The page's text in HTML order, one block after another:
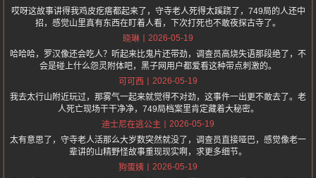
哎呀这故事讲得我鸡皮疙瘩都起来了，守寺老人死得太蹊跷了，749局的人还中
招，感觉山里真有东西在盯着人看，下次打死也不敢夜探古寺了。
晓琳
2026-05-19
哈哈哈，罗汉像还会吃人？听起来比鬼片还带劲，调查员高烧失语那段绝了，不
会是碰上什么怨灵附体吧，黑子网用户都爱看这种带点刺激的。
可可西
2026-05-19
我去太行山附近玩过，那雾气一起来就觉得不对劲，这事件一出更不敢去了。老
人死亡现场干干净净，749局档案里肯定藏着大秘密。
迪士尼在逃公主
2026-05-19
太有意思了，守寺老人活那么大岁数突然就没了，调查员直接哑巴，感觉像老一
辈讲的山精野怪故事重现现实啊，求更多细节。
狗蛋姨
2026-05-19